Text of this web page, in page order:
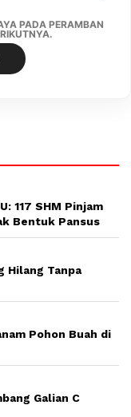
PADA PERAMBAN
117 SHM Pinjam
Bentuk Pansus
Hilang Tanpa
Pohon Buah di
Galian C